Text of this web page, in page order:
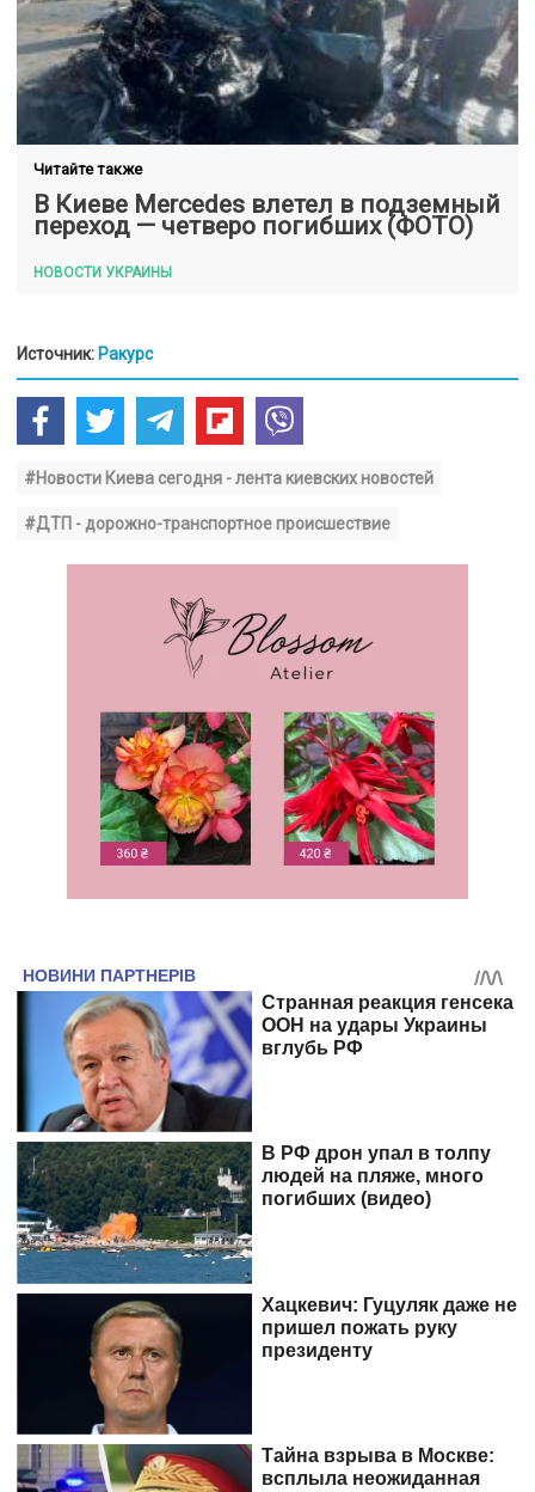
Читайте также
В Киеве Mercedes влетел в подземный
переход — четверо погибших (ФОТО)
НОВОСТИ УКРАИНЫ
Источник: Ракурс
#Новости Киева сегодня - лента киевских новостей
#ДТП - дорожно-транспортное происшествие